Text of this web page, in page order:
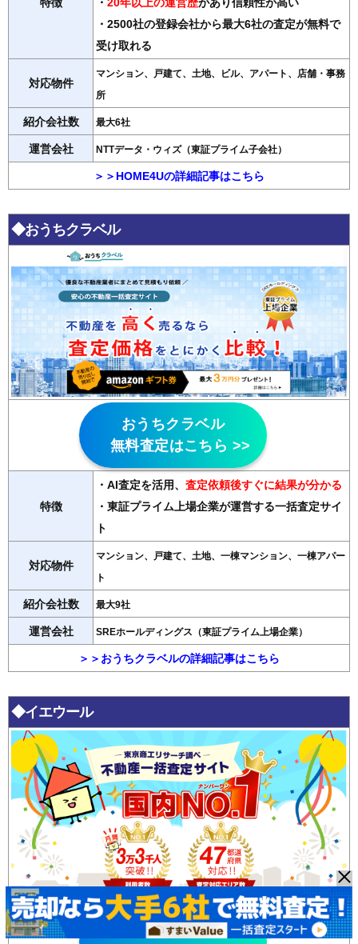
・2500社の登録会社から最大6社の査定が無料で
受け取れる
対応物件
マンション、戸建て、土地、ビル、アパート、店舗・事務
所
紹介会社数 最大6社
運営会社 NTTデータ・ウィズ（東証プライム子会社）
＞＞HOME4Uの詳細記事はこちら
◆おうちクラベル
おうちクラベル
無料査定はこちら >>
特徴
・AI査定を活用、 査定依頼後すぐに結果が分かる
・東証プライム上場企業が運営する一括査定サイ
ト
対応物件
マンション、戸建て、土地、一棟マンション、一棟アパー
ト
紹介会社数 最大9社
運営会社 SREホールディングス（東証プライム上場企業）
＞＞おうちクラベルの詳細記事はこちら
◆イエウール
イエウール